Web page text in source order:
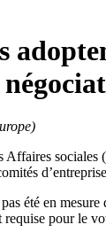
Affaires
été en
pour le